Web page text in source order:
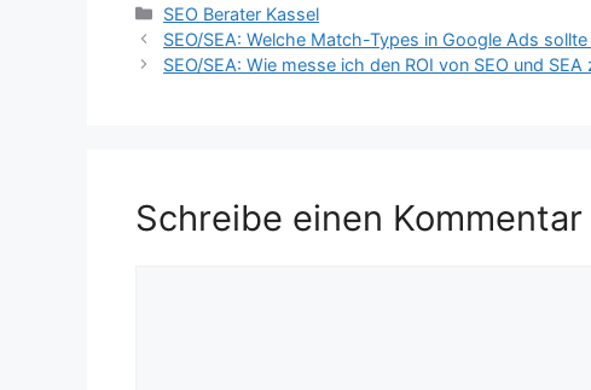
Kategorien
SEO Berater Kassel
SEO/SEA: Welche Match-Types in Google Ads
SEO/SEA: Wie messe ich den ROI von SEO und
Schreibe einen Kommentar